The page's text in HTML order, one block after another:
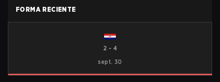
FORMA RECIENTE
2 - 4
sept. 30